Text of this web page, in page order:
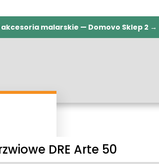
malarskie — Domovo Sklep 2 →
DRE Arte 50